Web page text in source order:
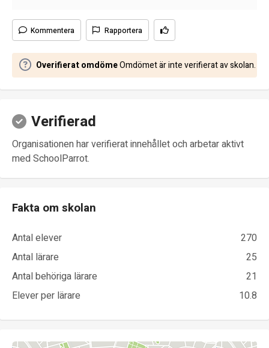
Kommentera Rapportera
Overifierat omdömeOmdömet är inte verifierat av skolan.
Verifierad
Organisationen har verifierat innehållet och arbetar aktivt
med SchoolParrot.
Fakta om skolan
Antal elever
270
Antal lärare
25
Antal behöriga lärare
21
Elever per lärare
10.8